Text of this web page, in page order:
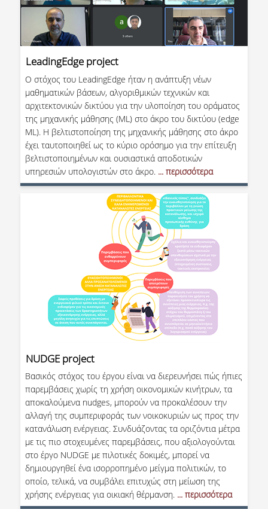
LeadingEdge project
O στόχος του LeadingEdge ήταν η ανάπτυξη νέων
μαθηματικών βάσεων, αλγοριθμικών τεχνικών και
αρχιτεκτονικών δικτύου για την υλοποίηση του οράματος
της μηχανικής μάθησης (ML) στο άκρο του δικτύου (edge
ML). Η βελτιστοποίηση της μηχανικής μάθησης στο άκρο
έχει ταυτοποιηθεί ως το κύριο ορόσημο για την επίτευξη
βελτιστοποιημένων και ουσιαστικά αποδοτικών
υπηρεσιών υπολογιστών στο άκρο. ... περισσότερα
NUDGE project
Βασικός στόχος του έργου είναι να διερευνήσει πώς ήπιες
παρεμβάσεις χωρίς τη χρήση οικονομικών κινήτρων, τα
αποκαλούμενα nudges, μπορούν να προκαλέσουν την
αλλαγή της συμπεριφοράς των νοικοκυριών ως προς την
κατανάλωση ενέργειας. Συνδυάζοντας τα οριζόντια μέτρα
με τις πιο στοχευμένες παρεμβάσεις, που αξιολογούνται
στο έργο NUDGE με πιλοτικές δοκιμές, μπορεί να
δημιουργηθεί ένα ισορροπημένο μείγμα πολιτικών, το
οποίο, τελικά, να συμβάλει επιτυχώς στη μείωση της
χρήσης ενέργειας για οικιακή θέρμανση. ... περισσότερα